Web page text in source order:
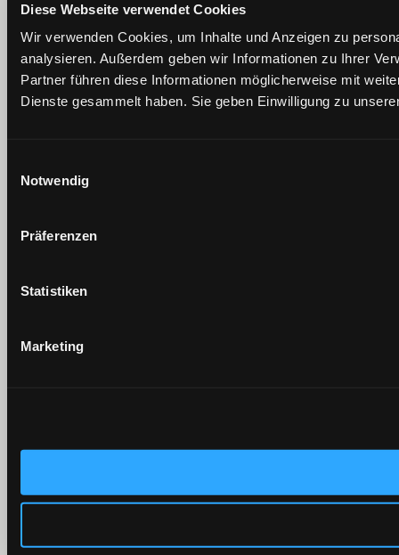
Diese Webseite verwendet Cookies
Wir verwenden Cookies, um Inhalte und Anzeigen zu
analysieren. Außerdem geben wir Informationen zu Ihrer
Partner führen diese Informationen möglicherweise mit
Dienste gesammelt haben. Sie geben Einwilligung zu
Notwendig
Präferenzen
Statistiken
Marketing